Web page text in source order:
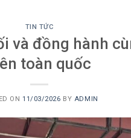
TIN TỨC
và đồng hành
toàn quốc
ON 11/03/2026 BY ADMIN